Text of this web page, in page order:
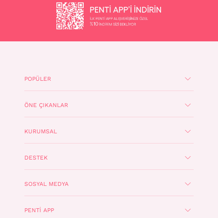
POPÜLER
ÖNE ÇIKANLAR
KURUMSAL
DESTEK
SOSYAL MEDYA
PENTI APP